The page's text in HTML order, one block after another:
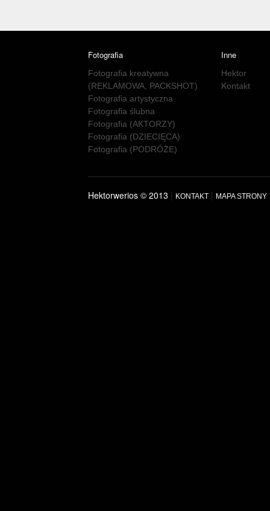
Fotografia
Fotografia kreatywna
(REKLAMOWA, PACKSHOT)
Fotografia artystyczna
Fotografia ślubna
Fotografia (AKTORZY)
Fotografia (DZIECIĘCA)
Fotografia (PODRÓŻE)
Inne
Hektor
Kontakt
Hektorwerios © 2013 | KONTAKT | MAPA STRONY